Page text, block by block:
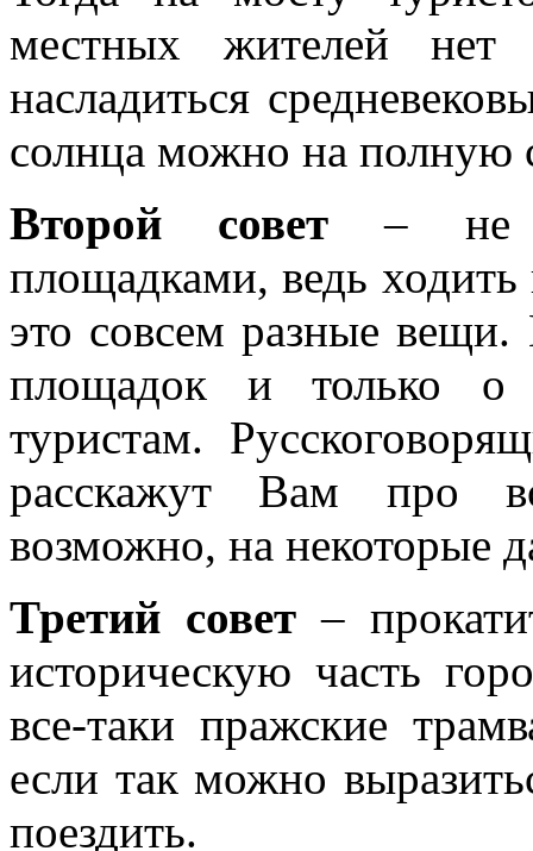
местных жителей
насладиться
солнца можно на полную
Второй совет – не
площадками, ведь ходить
это совсем разные
площадок и только о
туристам.
расскажут Вам про
возможно, на некоторые
Третий совет –
историческую часть
все-таки пражские
если так можно
поездить.